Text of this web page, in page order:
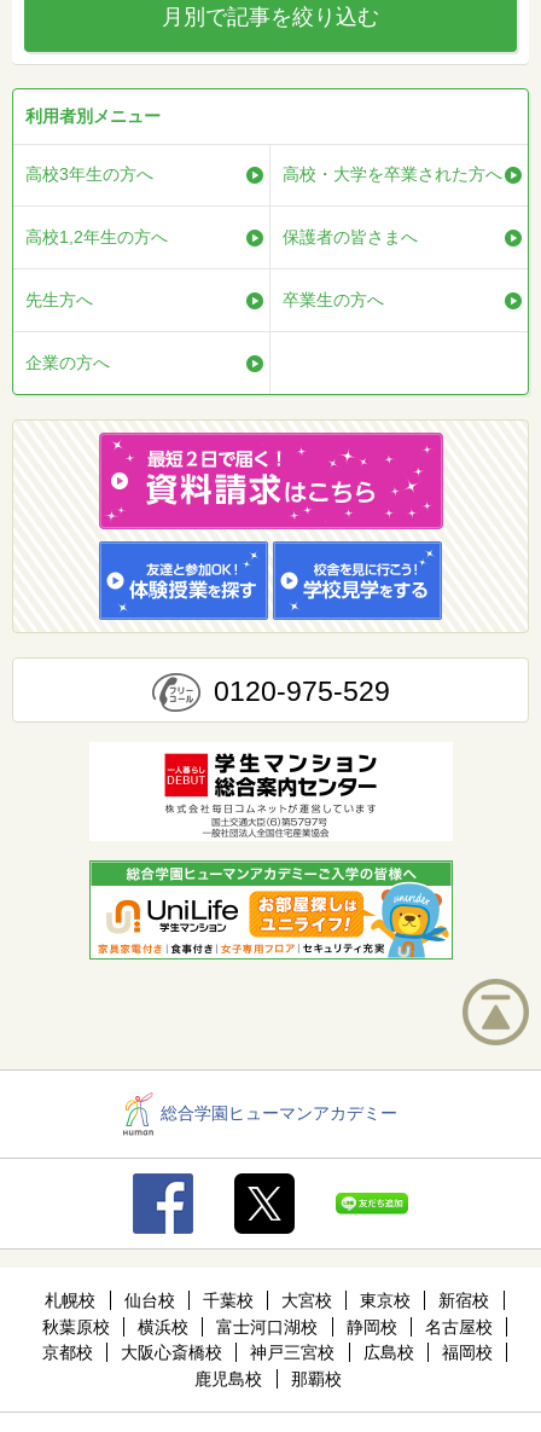
月別で記事を絞り込む
利用者別メニュー
高校3年生の方へ 高校・大学を卒業された方へ
高校1,2年生の方へ 保護者の皆さまへ
先生方へ 卒業生の方へ
企業の方へ
0120-975-529
総合学園ヒューマンアカデミー
札幌校 仙台校 千葉校 大宮校 東京校
新宿校
秋葉原校
横浜校 富士河口湖校 静岡校
名古屋校
京都校
大阪心斎橋校 神戸三宮校 広島校
福岡校
鹿児島校
那覇校